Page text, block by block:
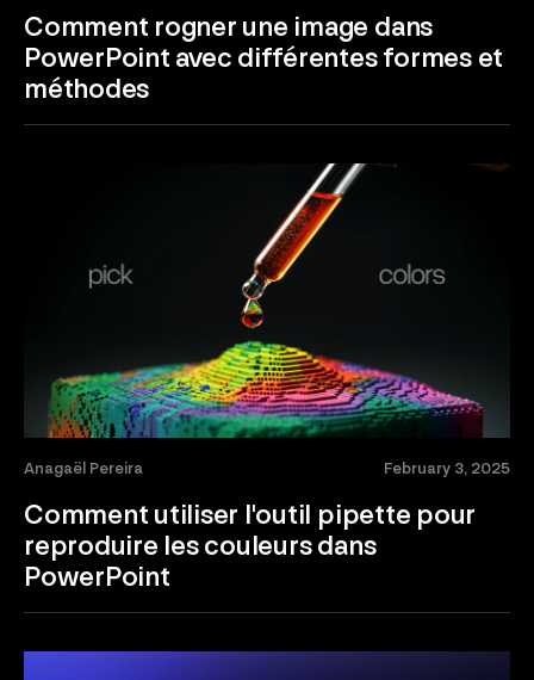
Comment rogner une image dans
PowerPoint avec différentes formes et
méthodes
Anagaël Pereira February 3, 2025
Comment utiliser l'outil pipette pour
reproduire les couleurs dans
PowerPoint